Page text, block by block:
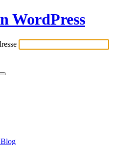
WordPress